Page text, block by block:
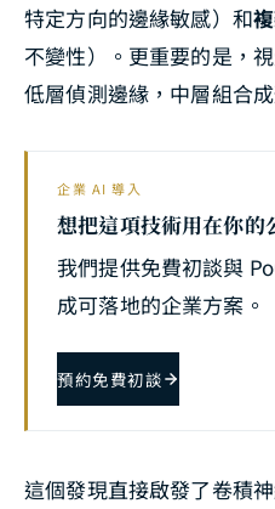
特定方向的邊緣敏感）和
不變性）。更重要的是，
低層偵測邊緣，中層組合
企業 AI 導入
想把這項技術用在你的
我們提供免費初談與
成可落地的企業方案。
預約免費初談
這個發現直接啟發了卷積